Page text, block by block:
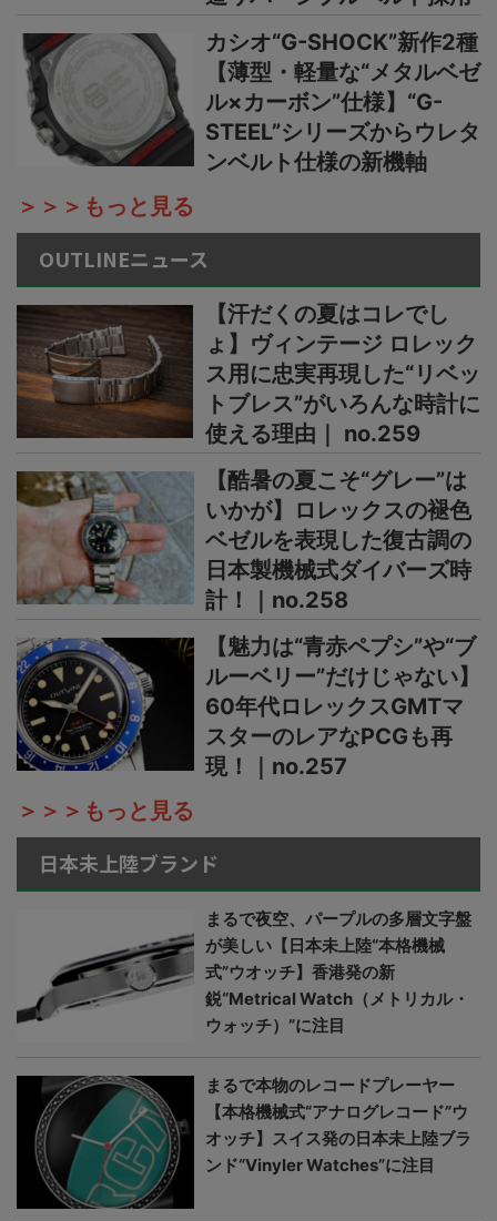
カシオ“G-SHOCK”新作2種
【薄型・軽量な“メタルベゼ
ル×カーボン”仕様】“G-
STEEL”シリーズからウレタ
ンベルト仕様の新機軸
＞＞＞もっと見る
OUTLINEニュース
【汗だくの夏はコレでし
ょ】ヴィンテージ ロレック
ス用に忠実再現した“リベッ
トブレス”がいろんな時計に
使える理由｜ no.259
【酷暑の夏こそ“グレー”は
いかが】ロレックスの褪色
ベゼルを表現した復古調の
日本製機械式ダイバーズ時
計！｜no.258
【魅力は“青赤ペプシ”や“ブ
ルーベリー”だけじゃない】
60年代ロレックスGMTマ
スターのレアなPCGも再
現！｜no.257
＞＞＞もっと見る
日本未上陸ブランド
まるで夜空、パープルの多層文字盤
が美しい【日本未上陸“本格機械
式”ウオッチ】香港発の新
鋭“Metrical Watch（メトリカル・
ウォッチ）”に注目
まるで本物のレコードプレーヤー
【本格機械式“アナログレコード”ウ
オッチ】スイス発の日本未上陸ブラ
ンド“Vinyler Watches”に注目